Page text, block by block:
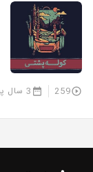
259 3 سال پیش